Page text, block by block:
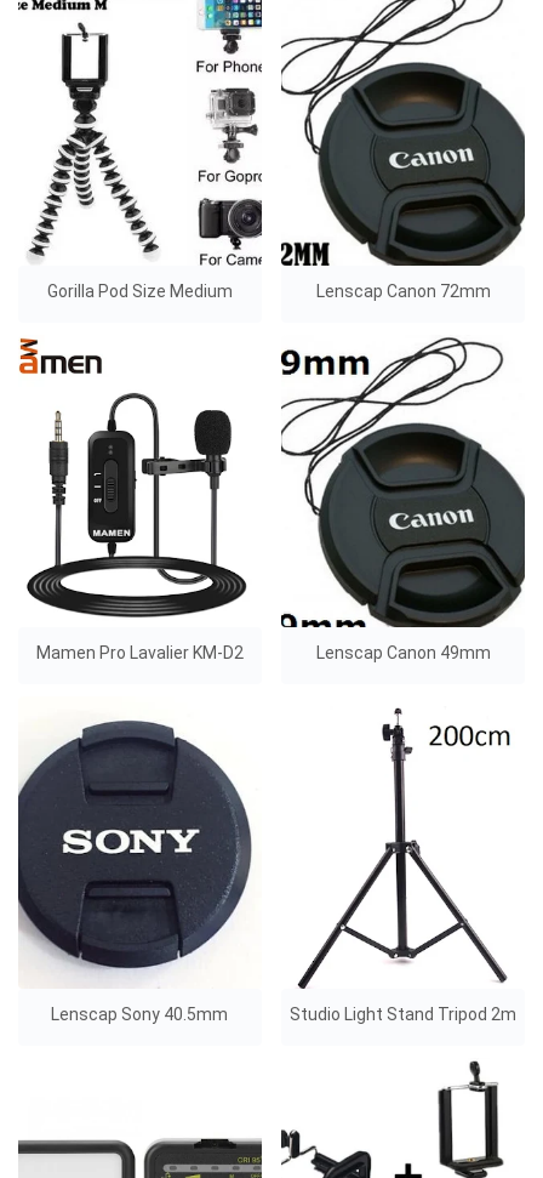
Gorilla Pod Size Medium Lenscap Canon 72mm
Mamen Pro Lavalier KM-D2 Lenscap Canon 49mm
Lenscap Sony 40.5mm Studio Light Stand Tripod 2m